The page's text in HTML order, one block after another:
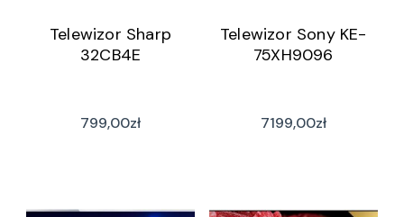
Telewizor Sharp
32CB4E
799,00zł
Telewizor Sony KE-
75XH9096
7199,00zł